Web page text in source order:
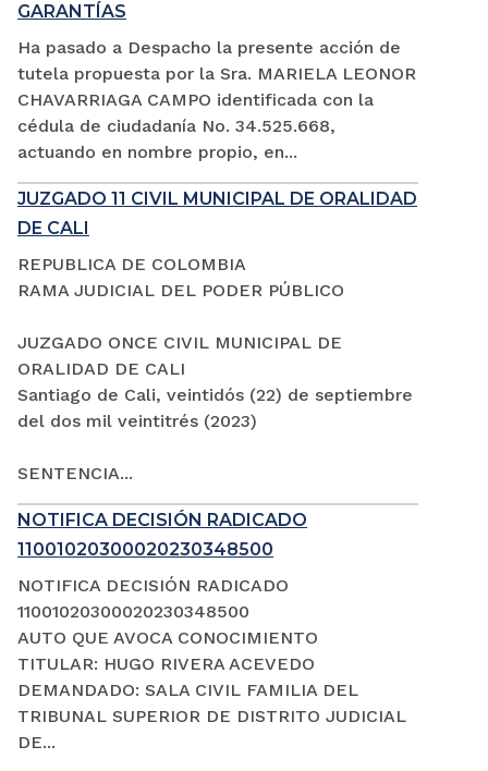
GARANTÍAS
Ha pasado a Despacho la presente acción de
tutela propuesta por la Sra. MARIELA LEONOR
CHAVARRIAGA CAMPO identificada con la
cédula de ciudadanía No. 34.525.668,
actuando en nombre propio, en...
JUZGADO 11 CIVIL MUNICIPAL DE ORALIDAD
DE CALI
REPUBLICA DE COLOMBIA
RAMA JUDICIAL DEL PODER PÚBLICO
JUZGADO ONCE CIVIL MUNICIPAL DE
ORALIDAD DE CALI
Santiago de Cali, veintidós (22) de septiembre
del dos mil veintitrés (2023)
SENTENCIA...
NOTIFICA DECISIÓN RADICADO
11001020300020230348500
NOTIFICA DECISIÓN RADICADO
11001020300020230348500
AUTO QUE AVOCA CONOCIMIENTO
TITULAR: HUGO RIVERA ACEVEDO
DEMANDADO: SALA CIVIL FAMILIA DEL
TRIBUNAL SUPERIOR DE DISTRITO JUDICIAL
DE...